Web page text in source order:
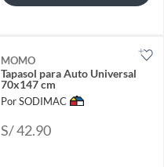
MOMO
Tapasol para Auto Universal
70x147 cm
Por SODIMAC
S/ 42.90